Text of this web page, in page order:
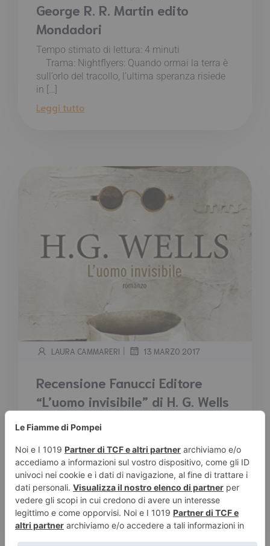
George R. R. Martin edito
Mondadori
Tempo stimato di lettura: 4 minuti
Trama: Nightflyers: Quando ormai la terra è
sull’orlo del tracollo, l’ultima speranza risiede
in […]
Leggi tutto
LAURA CAMMARERI | 13 MARZO 2017
Recensione Fanucci Editore
“L’uomo invisibile” di H. G. Wells
Tempo stimato di lettura:
Griffin, brillante fisico londinese, sa di avere
un’unica arma per riscattarsi da una vita
piuttosto amara e povera di riconoscimenti: il
proprio genio. Il suo lavoro consiste nello
sviluppare nuove sensazionali tecniche, il suo
scopo è ottenere il rispetto dovuto alle menti
eccelse....
Leggi tutto